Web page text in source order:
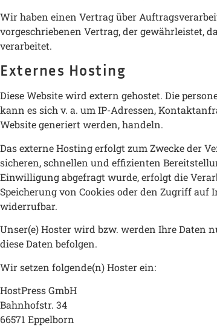
Wir haben einen Vertrag über
vorgeschriebenen Vertrag, der gewährleistet,
verarbeitet.
Externes Hosting
Diese Website wird extern gehostet. Die
kann es sich v. a. um IP-Adressen,
Website generiert werden, handeln.
Das externe Hosting erfolgt zum Zwecke der
sicheren, schnellen und effizienten
Einwilligung abgefragt wurde, erfolgt die
Speicherung von Cookies oder den Zugriff
widerrufbar.
Unser(e) Hoster wird bzw. werden Ihre Daten
diese Daten befolgen.
Wir setzen folgende(n) Hoster ein:
HostPress GmbH
Bahnhofstr. 34
66571 Eppelborn